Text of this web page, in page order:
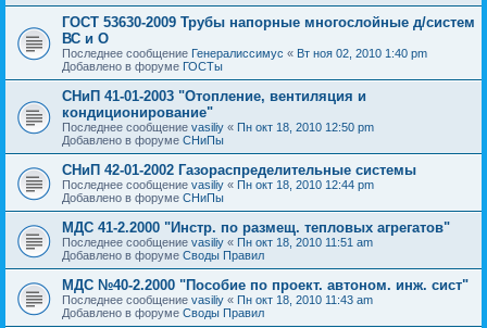
ГОСТ 53630-2009 Трубы напорные многослойные д/систем
ВС и О
Последнее сообщение Генералиссимус « Вт ноя 02, 2010 1:40 pm
Добавлено в форуме ГОСТы
СНиП 41-01-2003 "Отопление, вентиляция и
кондиционирование"
Последнее сообщение vasiliy « Пн окт 18, 2010 12:50 pm
Добавлено в форуме СНиПы
СНиП 42-01-2002 Газораспределительные системы
Последнее сообщение vasiliy « Пн окт 18, 2010 12:44 pm
Добавлено в форуме СНиПы
МДС 41-2.2000 "Инстр. по размещ. тепловых агрегатов"
Последнее сообщение vasiliy « Пн окт 18, 2010 11:51 am
Добавлено в форуме Своды Правил
МДС №40-2.2000 "Пособие по проект. автоном. инж. сист"
Последнее сообщение vasiliy « Пн окт 18, 2010 11:43 am
Добавлено в форуме Своды Правил